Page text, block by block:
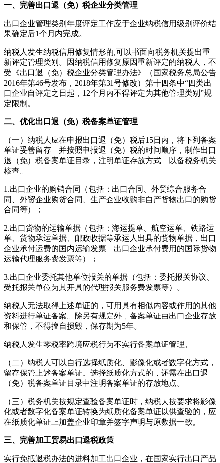
一、完善出口退（免）税企业分类管理
出口企业管理类别年度评定工作应于企业纳税信用级别评价结
果确定后1个月内完成。
纳税人发生纳税信用修复情形的,可以书面向税务机关提出重
新评定管理类别。因纳税信用修复原因重新评定的纳税人，不
受《出口退（免）税企业分类管理办法》（国家税务总局公告
2016年第46号发布， 2018年第31号修改）第十四条中“四类出
口企业自评定之日起， 12个月内不得评定为其他管理类别”规
定限制。
二、优化出口退（免）税备案单证管理
（一）纳税人应在申报出口退（免）税后15日内，将下列备案
单证妥善留存，并按照申报退（免）税的时间顺序，制作出口
退（免）税备案单证目录，注明单证存放方式，以备税务机关
核查。
1.出口企业的购销合同（包括：出口合同、外贸综合服务合
同、外贸企业购货合同、生产企业收购非自产货物出口的购货
合同等）；
2.出口货物的运输单据（包括：海运提单、航空运单、铁路运
单、货物承运单据、邮政收据等承运人出具的货物单据，出口
企业承付运费的国内运输发票，出口企业承付费用的国际货物
运输代理服务费发票等）；
3.出口企业委托其他单位报关的单据（包括：委托报关协议、
受托报关单位为其开具的代理报关服务费发票等）。
纳税人无法取得上述单证的，可用具有相似内容或作用的其他
资料进行单证备案。除另有规定外，备案单证由出口企业存放
和保管，不得擅自损毁，保存期为5年。
纳税人发生零税率跨境应税行为不实行备案单证管理。
（二）纳税人可以自行选择纸质化、影像化或者数字化方式，
留存保管上述备案单证。选择纸质化方式的，还需在出口退
（免）税备案单证目录中注明备案单证的存放地点。
（三）税务机关按规定查验备案单证时，纳税人按要求将影像
化或者数字化备案单证转换为纸质化备案单证以供查验的，应
在纸质化单证上加盖企业印章并签字声明与原数据一致。
三、完善加工贸易出口退税政策
实行免抵退税办法的进料加工出口企业，在国家实行出口产品